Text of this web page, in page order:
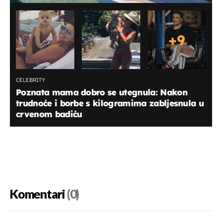
+9
CELEBRITY
Poznata mama dobro se utegnula: Nakon
trudnoće i borbe s kilogramima zabljesnula u
crvenom badiću
Komentari(0)